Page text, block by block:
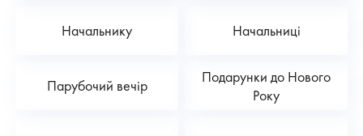
Начальнику Начальниці
Парубочий вечір
Подарунки до Нового
Року